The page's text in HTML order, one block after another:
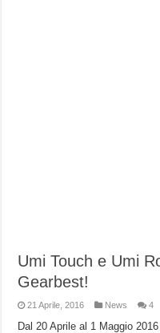
Umi Touch e Umi
Gearbest!
21 Aprile, 2016 News 4
Dal 20 Aprile al 1 Maggio